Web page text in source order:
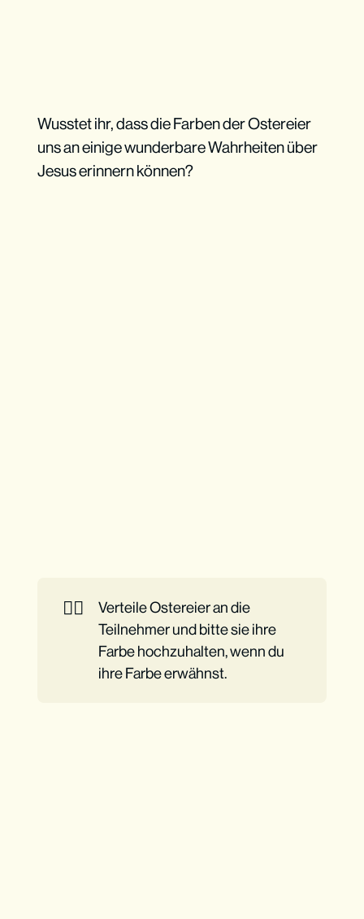
Wusstet ihr, dass die Farben der Ostereier
uns an einige wunderbare Wahrheiten über
Jesus erinnern können?
👉🏼
Verteile Ostereier an die
Teilnehmer und bitte sie ihre
Farbe hochzuhalten, wenn du
ihre Farbe erwähnst.